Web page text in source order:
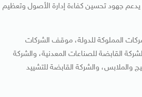
يدعم جهود تحسين كفاءة إدارة الأصول وتعظيم
المملوكة للدولة، موقف الشركات
والشركة القابضة للصناعات المعدنية، والشركة
والملابس، والشركة القابضة للتشييد